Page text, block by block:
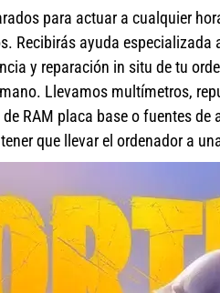
para actuar a cualquier
Recibirás ayuda
y reparación in situ de tu
Llevamos multímetros,
RAM placa base o fuentes
que llevar el ordenador a